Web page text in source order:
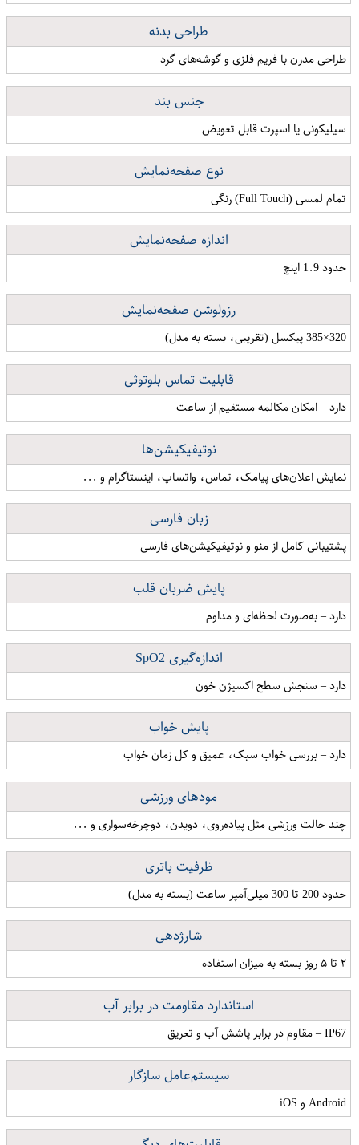
طراحی بدنه
طراحی مدرن با فریم فلزی و گوشه‌های گرد
جنس بند
سیلیکونی یا اسپرت قابل تعویض
نوع صفحه‌نمایش
تمام لمسی (Full Touch) رنگی
اندازه صفحه‌نمایش
حدود 1.9 اینچ
رزولوشن صفحه‌نمایش
320×385 پیکسل (تقریبی، بسته به مدل)
قابلیت تماس بلوتوثی
دارد – امکان مکالمه مستقیم از ساعت
نوتیفیکیشن‌ها
نمایش اعلان‌های پیامک، تماس، واتساپ، اینستاگرام و ...
زبان فارسی
پشتیبانی کامل از منو و نوتیفیکیشن‌های فارسی
پایش ضربان قلب
دارد – به‌صورت لحظه‌ای و مداوم
اندازه‌گیری SpO2
دارد – سنجش سطح اکسیژن خون
پایش خواب
دارد – بررسی خواب سبک، عمیق و کل زمان خواب
مودهای ورزشی
چند حالت ورزشی مثل پیاده‌روی، دویدن، دوچرخه‌سواری و ...
ظرفیت باتری
حدود 200 تا 300 میلی‌آمپر ساعت (بسته به مدل)
شارژدهی
۲ تا ۵ روز بسته به میزان استفاده
استاندارد مقاومت در برابر آب
IP67 – مقاوم در برابر پاشش آب و تعریق
سیستم‌عامل سازگار
Android و iOS